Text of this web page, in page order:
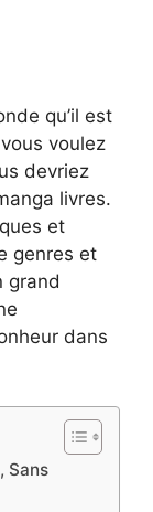
qu’il est
voulez
devriez
livres.
et
genres et
grand
dans
Sans